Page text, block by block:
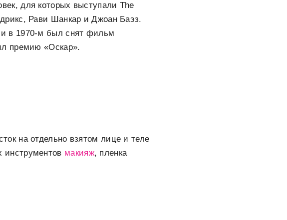
для которых выступали The
Рави Шанкар и Джоан Баэз.
в 1970-м был снят фильм
премию «Оскар».
на отдельно взятом лице и теле
инструментов макияж, пленка